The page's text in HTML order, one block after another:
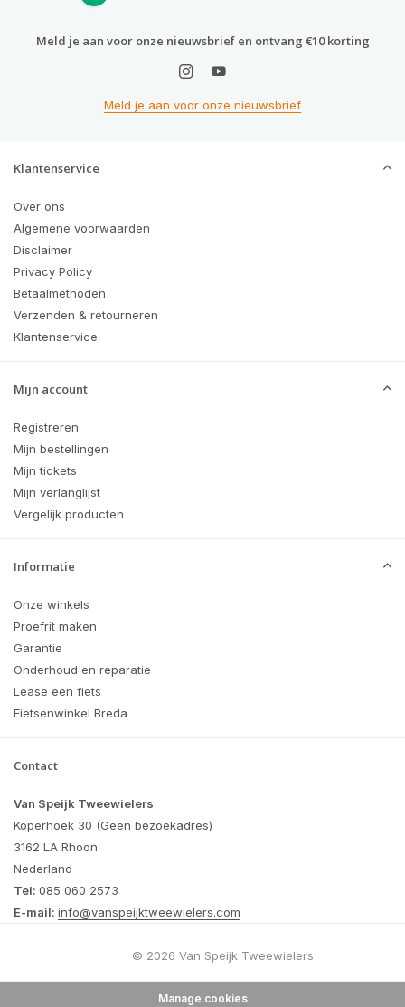
Meld je aan voor onze nieuwsbrief en ontvang €10 korting
Meld je aan voor onze nieuwsbrief
Klantenservice
Over ons
Algemene voorwaarden
Disclaimer
Privacy Policy
Betaalmethoden
Verzenden & retourneren
Klantenservice
Mijn account
Registreren
Mijn bestellingen
Mijn tickets
Mijn verlanglijst
Vergelijk producten
Informatie
Onze winkels
Proefrit maken
Garantie
Onderhoud en reparatie
Lease een fiets
Fietsenwinkel Breda
Contact
Van Speijk Tweewielers
Koperhoek 30 (Geen bezoekadres)
3162 LA Rhoon
Nederland
Tel: 085 060 2573
E-mail: info@vanspeijktweewielers.com
© 2026 Van Speijk Tweewielers
Manage cookies